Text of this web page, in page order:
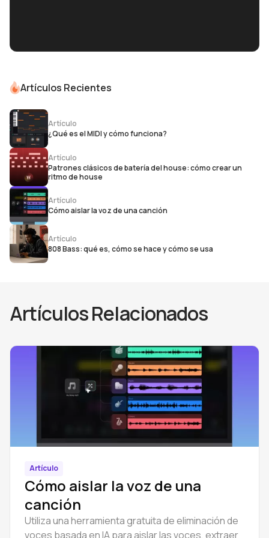
Artículos Recientes
Artículo
¿Qué es el MIDI y cómo funciona?
Artículo
Patrones clásicos de batería del house: cómo crear un
ritmo de house
Artículo
Cómo aislar la voz de una canción
Artículo
808 Bass: qué es, cómo se hace y cómo se usa
Artículos Relacionados
Artículo
Cómo aislar la voz de una
canción
Utiliza una herramienta gratuita de eliminación de
voces basada en IA para aislar las voces, extraer